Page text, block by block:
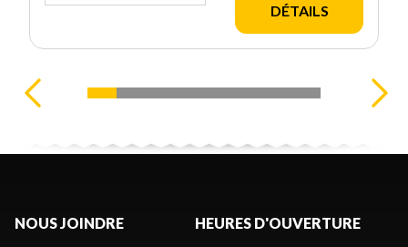
DÉTAILS
NOUS JOINDRE HEURES D'OUVERTURE